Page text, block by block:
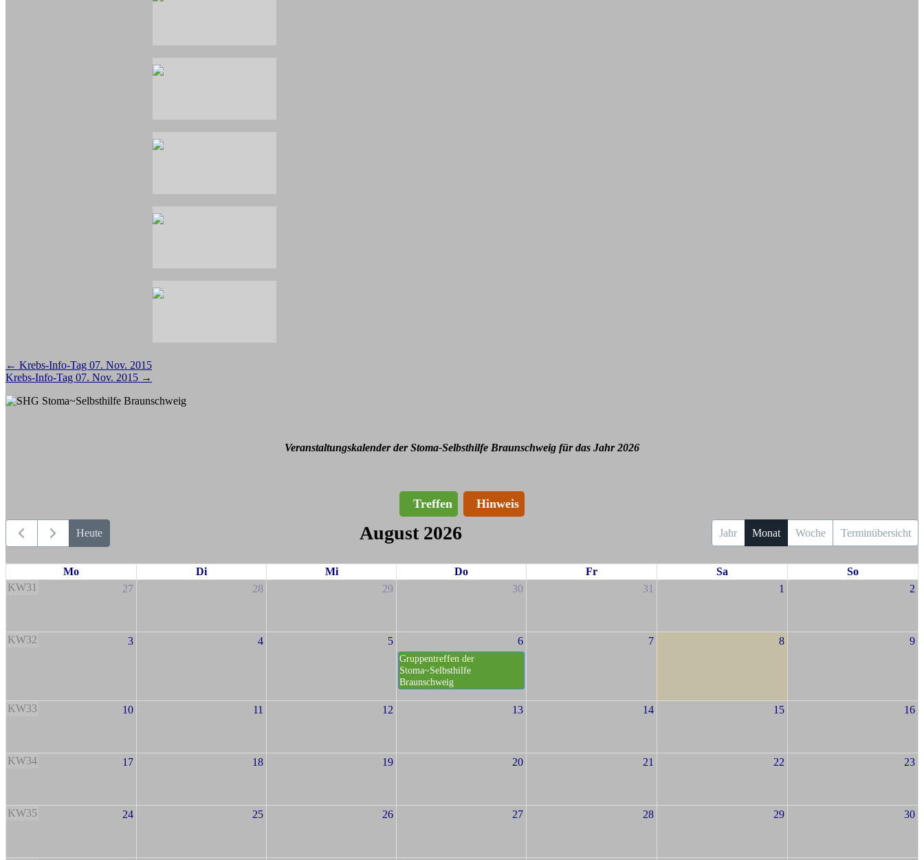
Beitragsnavigation
← Krebs-Info-Tag 07. Nov. 2015
Krebs-Info-Tag 07. Nov. 2015 →
Veranstaltungskalender der Stoma-Selbsthilfe Braunschweig für das Jahr 2026
Treffen Hinweis
Heute August 2026 Jahr Monat Woche Terminübersicht
Mo Di Mi Do Fr Sa
So
KW31
27 28 29 30 31 1 2
KW32 3 4 5 6
Gruppentreffen der
Stoma~Selbsthilfe
Braunschweig
7 8 9
KW33 10 11 12 13 14 15 16
KW34 17 18 19 20 21 22 23
KW35 24 25 26 27 28 29 30